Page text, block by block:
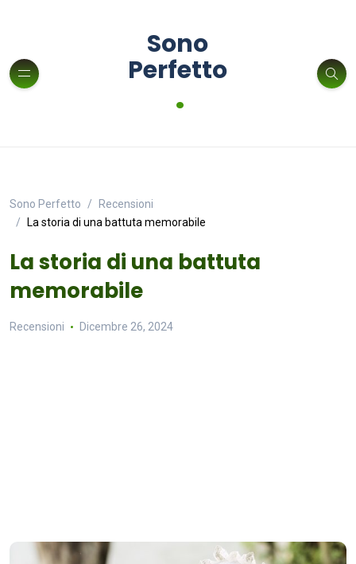
Sono
Perfetto
.
Sono Perfetto
Recensioni
La storia di una battuta memorabile
La storia di una battuta
memorabile
Recensioni Dicembre 26, 2024